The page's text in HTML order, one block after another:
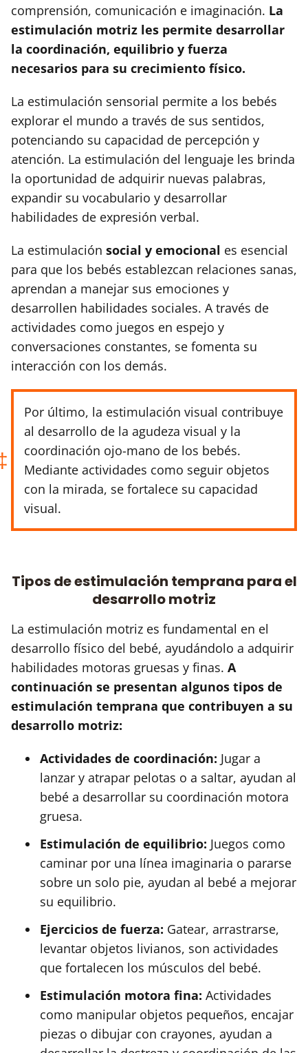
comprensión, comunicación e imaginación. La
estimulación motriz les permite desarrollar
la coordinación, equilibrio y fuerza
necesarios para su crecimiento físico.
La estimulación sensorial permite a los bebés
explorar el mundo a través de sus sentidos,
potenciando su capacidad de percepción y
atención. La estimulación del lenguaje les brinda
la oportunidad de adquirir nuevas palabras,
expandir su vocabulario y desarrollar
habilidades de expresión verbal.
La estimulación social y emocional es esencial
para que los bebés establezcan relaciones sanas,
aprendan a manejar sus emociones y
desarrollen habilidades sociales. A través de
actividades como juegos en espejo y
conversaciones constantes, se fomenta su
interacción con los demás.
Por último, la estimulación visual contribuye
al desarrollo de la agudeza visual y la
coordinación ojo-mano de los bebés.
Mediante actividades como seguir objetos
con la mirada, se fortalece su capacidad
visual.
Tipos de estimulación temprana para el
desarrollo motriz
La estimulación motriz es fundamental en el
desarrollo físico del bebé, ayudándolo a adquirir
habilidades motoras gruesas y finas. A
continuación se presentan algunos tipos de
estimulación temprana que contribuyen a su
desarrollo motriz:
Actividades de coordinación: Jugar a
lanzar y atrapar pelotas o a saltar, ayudan al
bebé a desarrollar su coordinación motora
gruesa.
Estimulación de equilibrio: Juegos como
caminar por una línea imaginaria o pararse
sobre un solo pie, ayudan al bebé a mejorar
su equilibrio.
Ejercicios de fuerza: Gatear, arrastrarse,
levantar objetos livianos, son actividades
que fortalecen los músculos del bebé.
Estimulación motora fina: Actividades
como manipular objetos pequeños, encajar
piezas o dibujar con crayones, ayudan a